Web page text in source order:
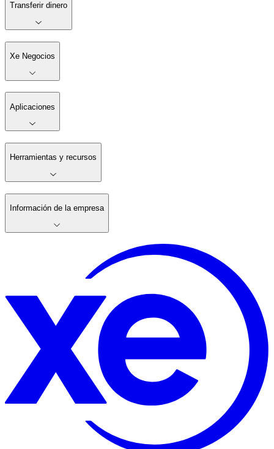
Transferir dinero
Xe Negocios
Aplicaciones
Herramientas y recursos
Información de la empresa